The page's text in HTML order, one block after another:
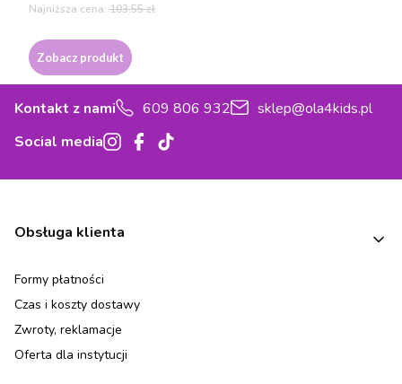
Najniższa cena: 103,55 zł
Zobacz produkt
Kontakt z nami 609 806 932
sklep@ola4kids.pl
Social media
Linki w stopce
Obsługa klienta
Formy płatności
Czas i koszty dostawy
Zwroty, reklamacje
Oferta dla instytucji